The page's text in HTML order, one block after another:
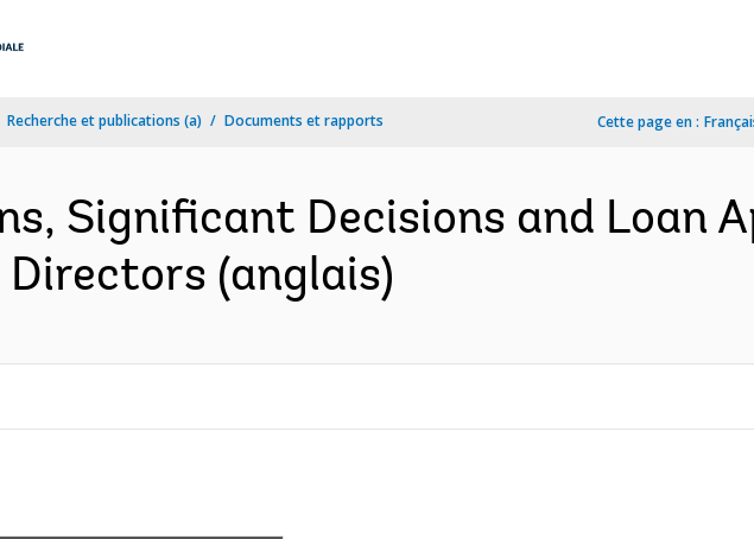
Recherche et publications (a) Documents et rapports Cette page en :
Significant Decisions and Loan
Directors (anglais)